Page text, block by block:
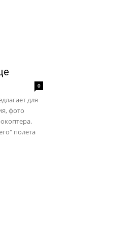
0
для
фото
полета